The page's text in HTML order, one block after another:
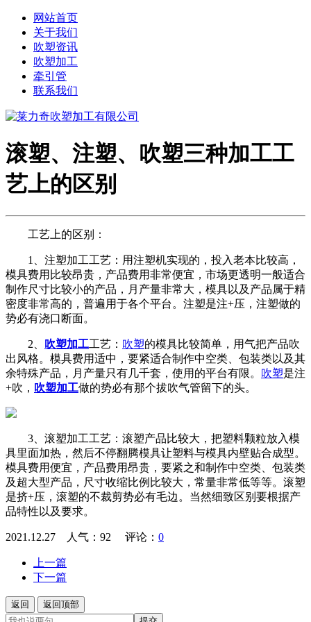
网站首页
关于我们
吹塑资讯
吹塑加工
牵引管
联系我们
滚塑、注塑、吹塑三种加工工
艺上的区别
工艺上的区别：
1、注塑加工工艺：用注塑机实现的，投入老本比较高，
模具费用比较昂贵，产品费用非常便宜，市场更透明一般适合
制作尺寸比较小的产品，月产量非常大，模具以及产品属于精
密度非常高的，普遍用于各个平台。注塑是注+压，注塑做的
势必有浇口断面。
2、 吹塑加工工艺： 吹塑的模具比较简单，用气把产品吹
出风格。模具费用适中，要紧适合制作中空类、包装类以及其
余特殊产品，月产量只有几千套，使用的平台有限。 吹塑是注
+吹， 吹塑加工做的势必有那个拔吹气管留下的头。
3、滚塑加工工艺：滚塑产品比较大，把塑料颗粒放入模
具里面加热，然后不停翻腾模具让塑料与模具内壁贴合成型。
模具费用便宜，产品费用昂贵，要紧之和制作中空类、包装类
及超大型产品，尺寸收缩比例比较大，常量非常低等等。滚塑
是挤+压，滚塑的不裁剪势必有毛边。当然细致区别要根据产
品特性以及要求。
2021.12.27 人气： 92 评论： 0
上一篇
下一篇
返回
返回顶部